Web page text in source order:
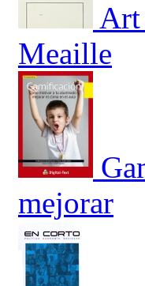
Art
Meaille
mejorar